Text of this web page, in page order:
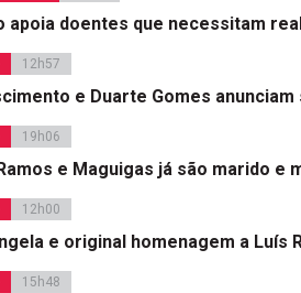
apoia doentes que necessitam
12h57
e Duarte Gomes anunciam
19h06
e Maguigas já são marido e
12h00
e original homenagem a Luís
15h48